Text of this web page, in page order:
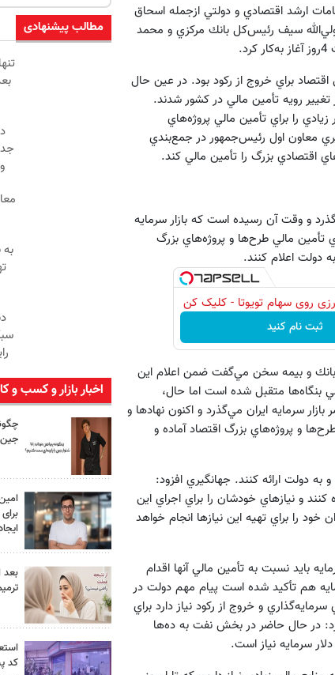
ارشد اقتصادي و دولتي ازجمله اسحاق
ولي‌الله سيف رئيس‌كل بانك مركزي و محمد
براي خروج از ركود بود. در عين حال
تغيير رويه تأمين مالي در كشور شدند.
را براي تأمين مالي پروژه‌هاي
معاون اول رئيس‌جمهور در جمع‌بندي
اقتصادي بزرگ را تأمين مالي كند.
و وقت آن رسيده است كه بازار سرمايه
مالي طرح‌ها و پروژه‌هاي بزرگ
دولت اعلام كنند.
روی سهام تویوتا - کلیک کن
ثبت نام کنید
و بيمه سخن مي‌گفت ضمن اعلام اين
بنگاه‌ها متقبل شده است اما حال،
سرمايه‌داريم. وي افزود: با توجه به اينكه 50سال از عمر بازار سرمايه ايران مي‌گذرد و اكنون نهاد‌ها و
و پروژه‌هاي بزرگ اقتصاد آماده و
دولت ارائه كنند. جهانگيري افزود:
و نياز‌هاي خودشان را براي اجراي اين
را براي تهيه اين نياز‌ها انجام خواهد
بايد نسبت به تأمين مالي آنها اقدام
هم تأكيد شده است پيام مهم دولت در
و خروج از ركود نياز دارد براي
در حال حاضر در بخش نفت به ده‌ها
سرمايه نياز است.
مطالب پیشنهادی
اخبار بازار و کسب و
جین
بعد
کد